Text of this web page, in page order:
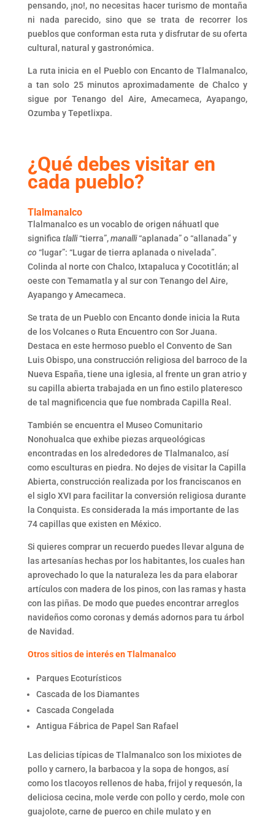
pensando, ¡no!, no necesitas hacer turismo de montaña
ni nada parecido, sino que se trata de recorrer los
pueblos que conforman esta ruta y disfrutar de su oferta
cultural, natural y gastronómica.
La ruta inicia en el Pueblo con Encanto de Tlalmanalco,
a tan solo 25 minutos aproximadamente de Chalco y
sigue por Tenango del Aire, Amecameca, Ayapango,
Ozumba y Tepetlixpa.
¿Qué debes visitar en
cada pueblo?
Tlalmanalco
Tlalmanalco es un vocablo de origen náhuatl que
significa tlalli“tierra”,manalli“aplanada” o “allanada” y
co “lugar”: “Lugar de tierra aplanada o nivelada”.
Colinda al norte con Chalco, Ixtapaluca y Cocotitlán; al
oeste con Temamatla y al sur con Tenango del Aire,
Ayapango y Amecameca.
Se trata de un Pueblo con Encanto donde inicia la Ruta
de los Volcanes o Ruta Encuentro con Sor Juana.
Destaca en este hermoso pueblo el Convento de San
Luis Obispo, una construcción religiosa del barroco de la
Nueva España, tiene una iglesia, al frente un gran atrio y
su capilla abierta trabajada en un fino estilo plateresco
de tal magnificencia que fue nombrada Capilla Real.
También se encuentra el Museo Comunitario
Nonohualca que exhibe piezas arqueológicas
encontradas en los alrededores de Tlalmanalco, así
como esculturas en piedra. No dejes de visitar la Capilla
Abierta, construcción realizada por los franciscanos en
el siglo XVI para facilitar la conversión religiosa durante
la Conquista. Es considerada la más importante de las
74 capillas que existen en México.
Si quieres comprar un recuerdo puedes llevar alguna de
las artesanías hechas por los habitantes, los cuales han
aprovechado lo que la naturaleza les da para elaborar
artículos con madera de los pinos, con las ramas y hasta
con las piñas. De modo que puedes encontrar arreglos
navideños como coronas y demás adornos para tu árbol
de Navidad.
Otros sitios de interés en Tlalmanalco
Parques Ecoturísticos
Cascada de los Diamantes
Cascada Congelada
Antigua Fábrica de Papel San Rafael
Las delicias típicas de Tlalmanalco son los mixiotes de
pollo y carnero, la barbacoa y la sopa de hongos, así
como los tlacoyos rellenos de haba, frijol y requesón, la
deliciosa cecina, mole verde con pollo y cerdo, mole con
guajolote, carne de puerco en chile mulato y en